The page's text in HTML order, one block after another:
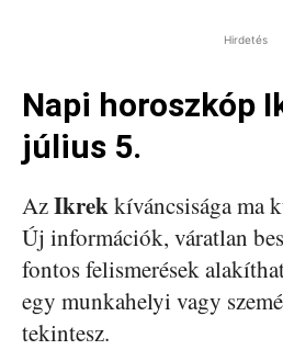
Hirdetés
Napi horoszkóp
július 5.
AzIkrekkíváncsisága ma
Új információk, váratlan
fontos felismerések
egy munkahelyi vagy
tekintesz.